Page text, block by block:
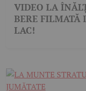
VIDEO LA
BERE FILMATĂ
LAC!